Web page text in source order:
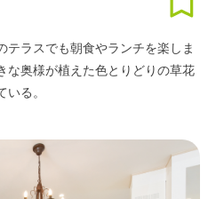
テラスでも朝食やランチを楽しま
な奥様が植えた色とりどりの草花
る。